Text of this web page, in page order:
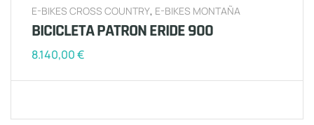
E-BIKES CROSS COUNTRY, E-BIKES MONTAÑA
BICICLETA PATRON ERIDE 900
8.140,00€